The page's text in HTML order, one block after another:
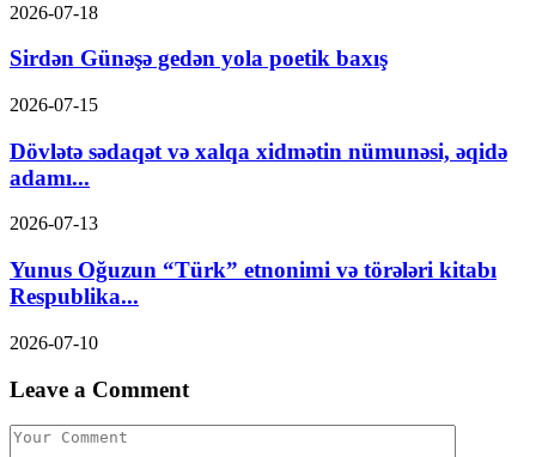
2026-07-18
Sirdən Günəşə gedən yola poetik baxış
2026-07-15
Dövlətə sədaqət və xalqa xidmətin nümunəsi, əqidə
adamı...
2026-07-13
Yunus Oğuzun “Türk” etnonimi və törələri kitabı
Respublika...
2026-07-10
Leave a Comment